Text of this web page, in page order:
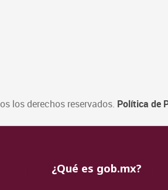
los derechos reservados. Política de
¿Qué es gob.mx?